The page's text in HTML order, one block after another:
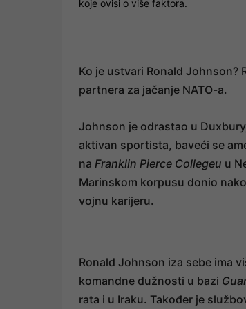
koje ovisi o više faktora.
Ko je ustvari Ronald Johnson?
partnera za jačanje NATO-a.
Johnson je odrastao u
aktivan sportista, baveći se
na Franklin Pierce Collegeu u
Marinskom korpusu donio
vojnu karijeru.
Ronald Johnson iza sebe ima
komandne dužnosti u bazi
rata i u Iraku. Također je